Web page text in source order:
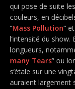
qui pose de suite
couleurs, en
“Mass Pollution”
l’intensité du
longueurs,
many Tears” ou
s’étale sur une
auraient largement